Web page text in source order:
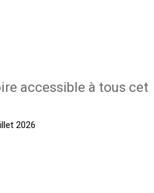
accessible à tous cet
2026